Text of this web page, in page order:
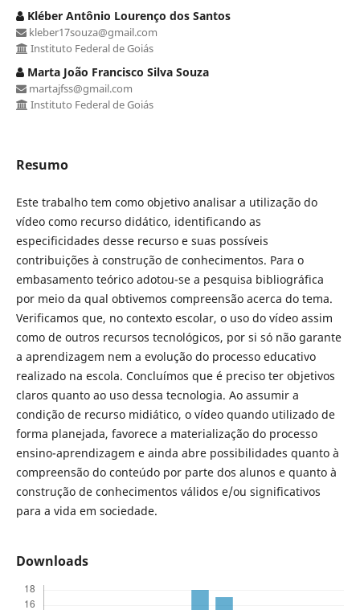
Kléber Antônio Lourenço dos Santos
kleber17souza@gmail.com
Instituto Federal de Goiás
Marta João Francisco Silva Souza
martajfss@gmail.com
Instituto Federal de Goiás
Resumo
Este trabalho tem como objetivo analisar a utilização do
vídeo como recurso didático, identificando as
especificidades desse recurso e suas possíveis
contribuições à construção de conhecimentos. Para o
embasamento teórico adotou-se a pesquisa bibliográfica
por meio da qual obtivemos compreensão acerca do tema.
Verificamos que, no contexto escolar, o uso do vídeo assim
como de outros recursos tecnológicos, por si só não garante
a aprendizagem nem a evolução do processo educativo
realizado na escola. Concluímos que é preciso ter objetivos
claros quanto ao uso dessa tecnologia. Ao assumir a
condição de recurso midiático, o vídeo quando utilizado de
forma planejada, favorece a materialização do processo
ensino-aprendizagem e ainda abre possibilidades quanto à
compreensão do conteúdo por parte dos alunos e quanto à
construção de conhecimentos válidos e/ou significativos
para a vida em sociedade.
Downloads